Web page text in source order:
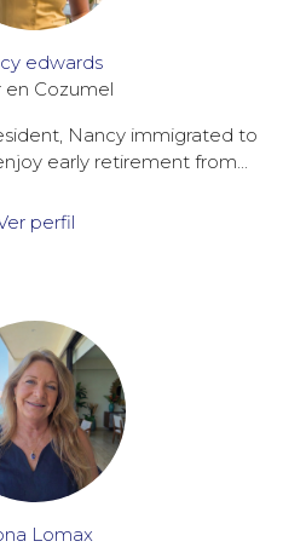
edwards
en Cozumel
Nancy immigrated to
early retirement from...
perfil
Lomax